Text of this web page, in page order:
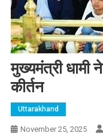
मुख्यमंत्री धामी
कीर्तन
Uttarakhand
November 25, 2025